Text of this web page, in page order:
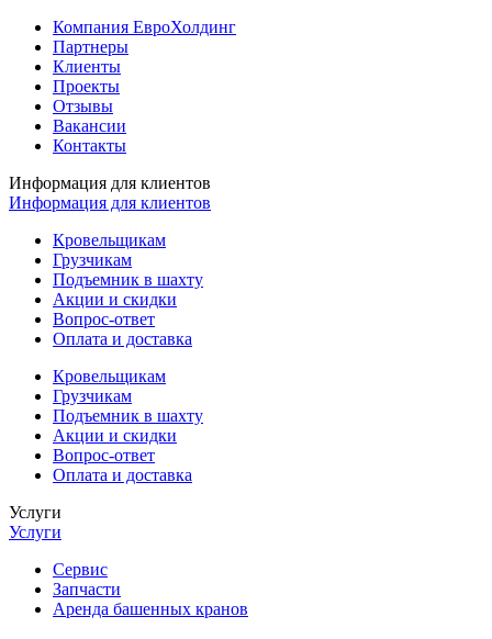
Компания ЕвроХолдинг
Партнеры
Клиенты
Проекты
Отзывы
Вакансии
Контакты
Информация для клиентов
Информация для клиентов
Кровельщикам
Грузчикам
Подъемник в шахту
Акции и скидки
Вопрос-ответ
Оплата и доставка
Кровельщикам
Грузчикам
Подъемник в шахту
Акции и скидки
Вопрос-ответ
Оплата и доставка
Услуги
Услуги
Сервис
Запчасти
Аренда башенных кранов